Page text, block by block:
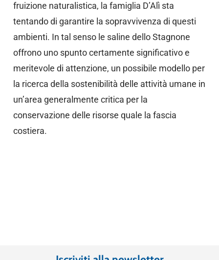
fruizione naturalistica, la famiglia D’Alì sta
tentando di garantire la sopravvivenza di questi
ambienti. In tal senso le saline dello Stagnone
offrono uno spunto certamente significativo e
meritevole di attenzione, un possibile modello per
la ricerca della sostenibilità delle attività umane in
un’area generalmente critica per la
conservazione delle risorse quale la fascia
costiera.